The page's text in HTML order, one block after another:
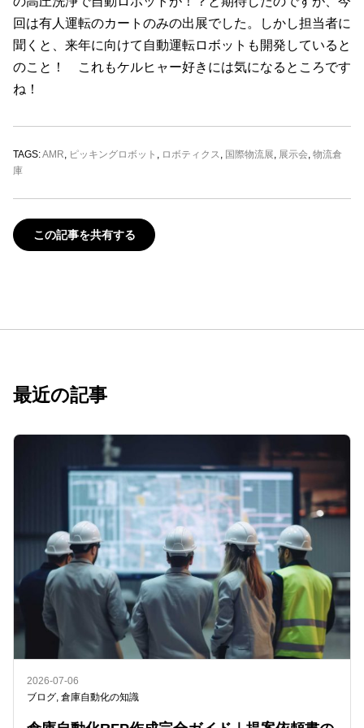
回は有人運転のカートのみの出展でした。しかし担当者に
聞くと、来年に向けて自動運転ロボットも開発していると
のこと！ これもケルヒャー好きには気になるところです
ね！
TAGS:AMR, ピッキングロボット , ロボティクス, 国際物流展, 展示会, 物流倉
庫
この記事を共有する
最近の記事
2026-07-06
ブログ, 倉庫自動化の知識